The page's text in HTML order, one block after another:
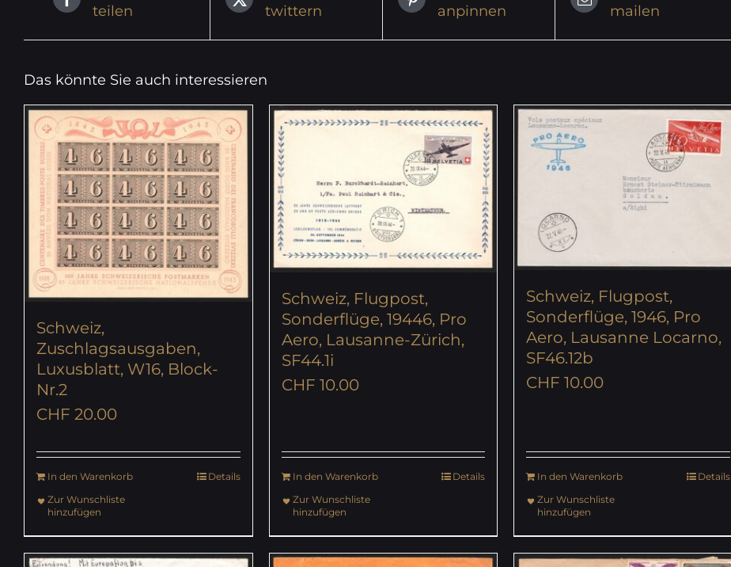
teilen
twittern
anpinnen
mailen
Das könnte Sie auch interessieren
Schweiz,
Zuschlagsausgaben,
Luxusblatt, W16, Block-
Nr.2
CHF 20.00
In den Warenkorb
Details
Zur Wunschliste
hinzufügen
Schweiz, Flugpost,
Sonderflüge, 19446, Pro
Aero, Lausanne-Zürich,
SF44.1i
CHF 10.00
In den Warenkorb
Details
Zur Wunschliste
hinzufügen
Schweiz, Flugpost,
Sonderflüge, 1946, Pro
Aero, Lausanne Locarno,
SF46.12b
CHF 10.00
In den Warenkorb
Details
Zur Wunschliste
hinzufügen